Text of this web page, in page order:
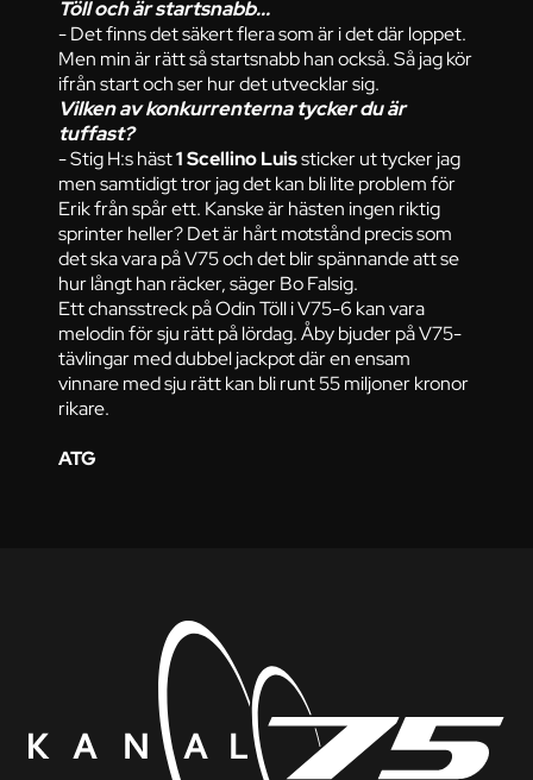
Töll och är startsnabb...
- Det finns det säkert flera som är i det där loppet.
Men min är rätt så startsnabb han också. Så jag kör
ifrån start och ser hur det utvecklar sig.
Vilken av konkurrenterna tycker du är
tuffast?
- Stig H:s häst1 Scellino Luissticker ut tycker jag
men samtidigt tror jag det kan bli lite problem för
Erik från spår ett. Kanske är hästen ingen riktig
sprinter heller? Det är hårt motstånd precis som
det ska vara på V75 och det blir spännande att se
hur långt han räcker, säger Bo Falsig.
Ett chansstreck på Odin Töll i V75-6 kan vara
melodin för sju rätt på lördag. Åby bjuder på V75-
tävlingar med dubbel jackpot där en ensam
vinnare med sju rätt kan bli runt 55 miljoner kronor
rikare.
ATG